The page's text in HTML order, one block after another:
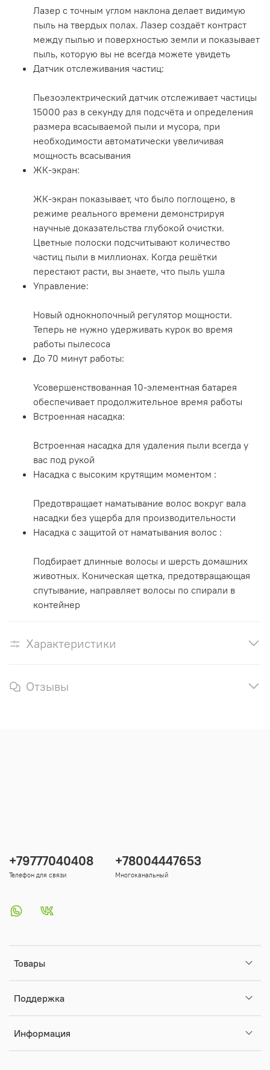
Лазер с точным углом наклона делает видимую
пыль на твердых полах. Лазер создаёт контраст
между пылью и поверхностью земли и показывает
пыль, которую вы не всегда можете увидеть
Датчик отслеживания частиц:
Пьезоэлектрический датчик отслеживает частицы
15000 раз в секунду для подсчёта и определения
размера всасываемой пыли и мусора, при
необходимости автоматически увеличивая
мощность всасывания
ЖК-экран:
ЖК-экран показывает, что было поглощено, в
режиме реального времени демонстрируя
научные доказательства глубокой очистки.
Цветные полоски подсчитывают количество
частиц пыли в миллионах. Когда решётки
перестают расти, вы знаете, что пыль ушла
Управление:
Новый однокнопочный регулятор мощности.
Теперь не нужно удерживать курок во время
работы пылесоса
До 70 минут работы:
Усовершенствованная 10-элементная батарея
обеспечивает продолжительное время работы
Встроенная насадка:
Встроенная насадка для удаления пыли всегда у
вас под рукой
Насадка с высоким крутящим моментом :
Предотвращает наматывание волос вокруг вала
насадки без ущерба для производительности
Насадка с защитой от наматывания волос :
Подбирает длинные волосы и шерсть домашних
животных. Коническая щетка, предотвращающая
спутывание, направляет волосы по спирали в
контейнер
Характеристики
Отзывы
Товары
Поддержка
Информация
+79777040408
Телефон для связи
+78004447653
Многоканальный